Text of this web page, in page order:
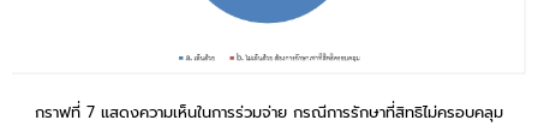
กราฟที่ 7 แสดงความเห็นในการร่วมจ่าย กรณีการรักษาที่สิทธิไม่ครอบคลุม